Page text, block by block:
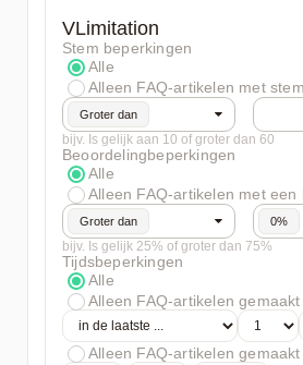
VLimitation
Stem beperkingen
Alle
Alleen FAQ-artikelen met
Groter dan
bijv. Is gelijk aan 10 of groter dan 60
Beoordelingbeperkingen
Alle
Alleen FAQ-artikelen met een
Groter dan 0%
bijv. Is gelijk 25% of groter dan 75%
Tijdsbeperkingen
Alle
Alleen FAQ-artikelen gemaakt
Alleen FAQ-artikelen